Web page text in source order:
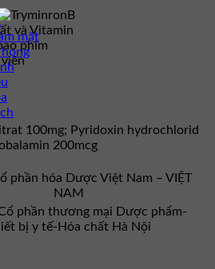
mặt
họng
và Vitamin
phim
100mg; Pyridoxin hydrochlorid
200mcg
phần hóa Dược Việt Nam – VIỆT
NAM
phần thương mại Dược phẩm-
bị y tế-Hóa chất Hà Nội